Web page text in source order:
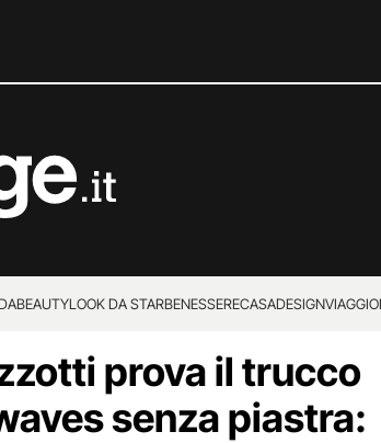
BEAUTYLOOK DA STARBENESSERECASADESIGNVIAGGI
prova il trucco
senza piastra: